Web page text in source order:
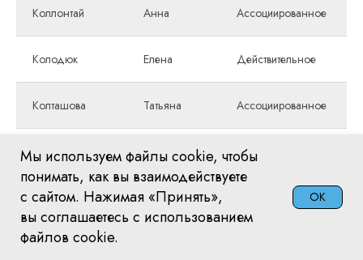
Выставки Магазин НСП
Коллонтай Анна Ассоциированное
Колодюк Елена Действительное
Колташова Татьяна Ассоциированное
Комарова Елена Ассоциированное
Комарова Евгения Ассоциированное
Кондратьева
Мы используем файлы cookie, чтобы
понимать, как вы взаимодействуете
с сайтом. Нажимая «Принять»,
вы соглашаетесь с использованием
файлов cookie.
OK